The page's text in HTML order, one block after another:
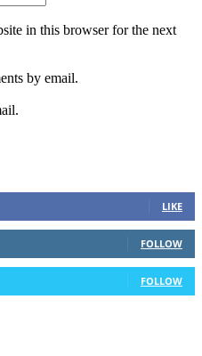
in this browser for the next
by email.
LIKE
FOLLOW
FOLLOW